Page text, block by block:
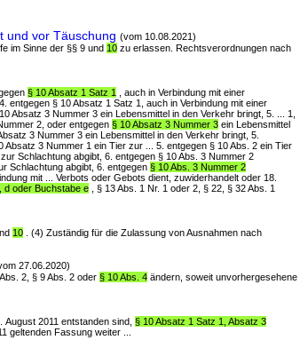
und vor Täuschung (vom 10.08.2021)
im Sinne der §§ 9 und 10 zu erlassen. Rechtsverordnungen nach
§ 10 Absatz 1 Satz 1
, auch in Verbindung mit einer
§ 10 Absatz 1 Satz 1, auch in Verbindung mit einer
Absatz 3 Nummer 3 ein Lebensmittel in den Verkehr bringt, 5. ... 1,
2, oder entgegen § 10 Absatz 3 Nummer 3 ein Lebensmittel
3 Nummer 3 ein Lebensmittel in den Verkehr bringt, 5.
Absatz 3 Nummer 1 ein Tier zur ... 5. entgegen § 10 Abs. 2 ein Tier
Schlachtung abgibt, 6. entgegen § 10 Abs. 3 Nummer 2
Schlachtung abgibt, 6. entgegen § 10 Abs. 3 Nummer 2
mit ... Verbots oder Gebots dient, zuwiderhandelt oder 18.
d oder Buchstabe e , § 13 Abs. 1 Nr. 1 oder 2, § 22, § 32 Abs. 1
10 . (4) Zuständig für die Zulassung von Ausnahmen nach
27.06.2020)
2, § 9 Abs. 2 oder § 10 Abs. 4 ändern, soweit unvorhergesehene
August 2011 entstanden sind, § 10 Absatz 1 Satz 1, Absatz 3
geltenden Fassung weiter ...